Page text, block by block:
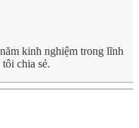
kinh nghiệm trong lĩnh
chia sẻ.